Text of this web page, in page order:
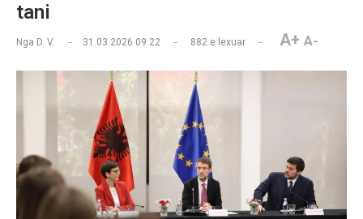
tani
Nga D. V. 31.03.2026 09:22 882 e lexuar A+ A-